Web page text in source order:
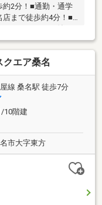
約2分！■通勤・通学
まで徒歩約4分！■
トランクルーム付
クエア桑名
線 桑名駅 徒歩7分
10階建
市大字東方